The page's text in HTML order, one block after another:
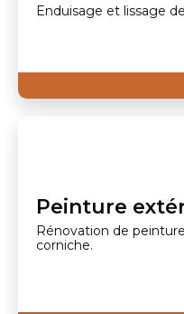
Enduisage et lissage
Peinture
Rénovation de
corniche.